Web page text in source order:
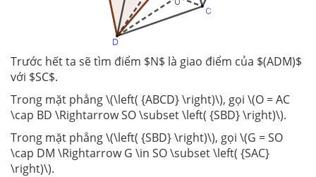
Trước hết ta sẽ tìm điểm $N$ là giao điểm của $(ADM)$
với $SC$.
Trong mặt phẳng \(\left( {ABCD} \right)\), gọi \(O = AC
\cap BD \Rightarrow SO \subset \left( {SBD} \right)\).
Trong mặt phẳng \(\left( {SBD} \right)\), gọi \(G = SO
\cap DM \Rightarrow G \in SO \subset \left( {SAC}
\right)\).